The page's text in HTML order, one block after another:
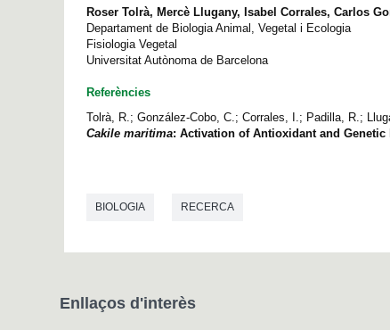
Roser Tolrà, Mercè Llugany, Isabel Corrales, Carlos
Departament de Biologia Animal, Vegetal i Ecologia
Fisiologia Vegetal
Universitat Autònoma de Barcelona
Referències
Tolrà, R.; González-Cobo, C.; Corrales, I.; Padilla, R.;
Cakile maritima: Activation of Antioxidant and Genetic
BIOLOGIA RECERCA
Enllaços d'interès